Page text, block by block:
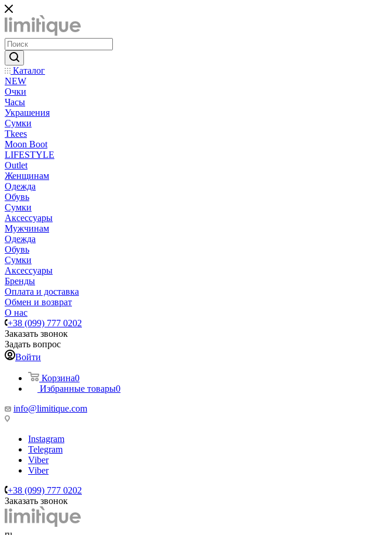
Каталог
NEW
Очки
Часы
Украшения
Сумки
Tkees
Moon Boot
LIFESTYLE
Outlet
Женщинам
Одежда
Обувь
Сумки
Аксессуары
Мужчинам
Одежда
Обувь
Сумки
Аксессуары
Бренды
Оплата и доставка
Обмен и возврат
О нас
+38 (099) 777 0202
Заказать звонок
Задать вопрос
Войти
Корзина0
Избранные товары0
info@limitique.com
Instagram
Telegram
Viber
Viber
+38 (099) 777 0202
Заказать звонок